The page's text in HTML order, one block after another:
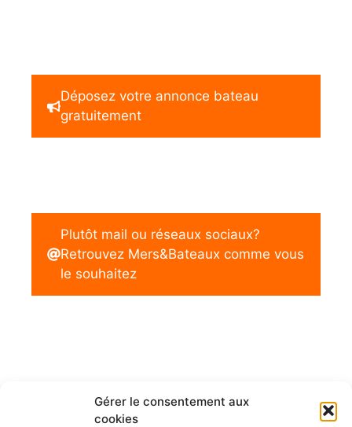
Gérer le consentement aux
cookies
Déposez votre annonce bateau
gratuitement
Plutôt mail ou réseaux sociaux?
Retrouvez Mers&Bateaux comme vous
le souhaitez